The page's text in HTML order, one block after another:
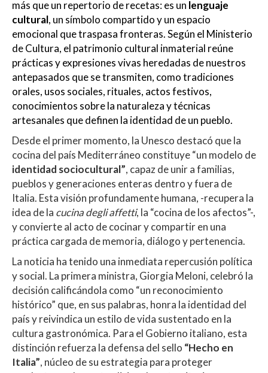
más que un repertorio de recetas: es un lenguaje
cultural, un símbolo compartido y un espacio
emocional que traspasa fronteras. Según el Ministerio
de Cultura, el patrimonio cultural inmaterial reúne
prácticas y expresiones vivas heredadas de nuestros
antepasados que se transmiten, como tradiciones
orales, usos sociales, rituales, actos festivos,
conocimientos sobre la naturaleza y técnicas
artesanales que definen la identidad de un pueblo.
Desde el primer momento, la Unesco destacó que la
cocina del país Mediterráneo constituye “un modelo de
identidad sociocultural”, capaz de unir a familias,
pueblos y generaciones enteras dentro y fuera de
Italia. Esta visión profundamente humana, -recupera la
idea de la cucina degli affetti, la “cocina de los afectos”-,
y convierte al acto de cocinar y compartir en una
práctica cargada de memoria, diálogo y pertenencia.
La noticia ha tenido una inmediata repercusión política
y social. La primera ministra, Giorgia Meloni, celebró la
decisión calificándola como “un reconocimiento
histórico” que, en sus palabras, honra la identidad del
país y reivindica un estilo de vida sustentado en la
cultura gastronómica. Para el Gobierno italiano, esta
distinción refuerza la defensa del sello “Hecho en
Italia”, núcleo de su estrategia para proteger